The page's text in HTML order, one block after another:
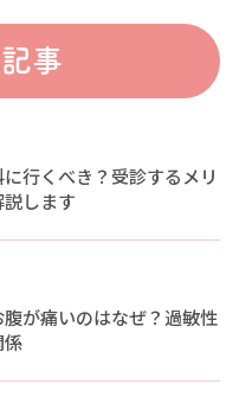
事
行くべき？受診するメリ
します
が痛いのはなぜ？過敏性